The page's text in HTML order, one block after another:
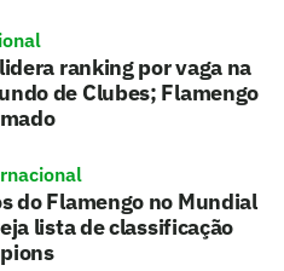
ranking por vaga na
de Clubes; Flamengo
do Flamengo no Mundial
lista de classificação